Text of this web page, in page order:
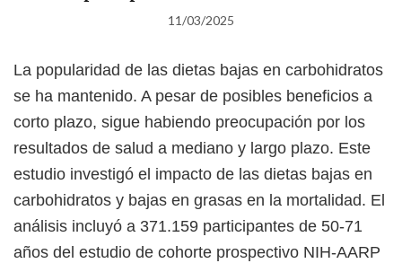
11/03/2025
La popularidad de las dietas bajas en carbohidratos
se ha mantenido. A pesar de posibles beneficios a
corto plazo, sigue habiendo preocupación por los
resultados de salud a mediano y largo plazo. Este
estudio investigó el impacto de las dietas bajas en
carbohidratos y bajas en grasas en la mortalidad. El
análisis incluyó a 371.159 participantes de 50-71
años del estudio de cohorte prospectivo NIH-AARP